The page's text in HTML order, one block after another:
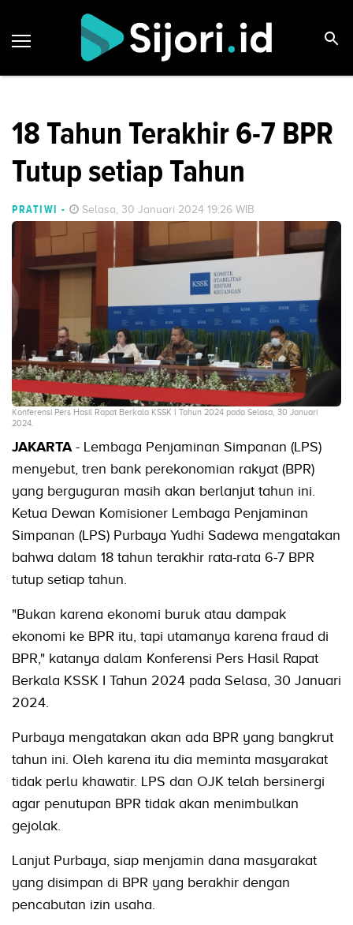
18 Tahun Terakhir 6-7 BPR
Tutup setiap Tahun
PRATIWI - Selasa, 30 Januari 2024 19:26 WIB
Konferensi Pers Hasil Rapat Berkala KSSK I Tahun 2024 pada Selasa, 30 Januari
2024.
JAKARTA - Lembaga Penjaminan Simpanan (LPS)
menyebut, tren bank perekonomian rakyat (BPR)
yang berguguran masih akan berlanjut tahun ini.
Ketua Dewan Komisioner Lembaga Penjaminan
Simpanan (LPS) Purbaya Yudhi Sadewa mengatakan
bahwa dalam 18 tahun terakhir rata-rata 6-7 BPR
tutup setiap tahun.
"Bukan karena ekonomi buruk atau dampak
ekonomi ke BPR itu, tapi utamanya karena fraud di
BPR," katanya dalam Konferensi Pers Hasil Rapat
Berkala KSSK I Tahun 2024 pada Selasa, 30 Januari
2024.
Purbaya mengatakan akan ada BPR yang bangkrut
tahun ini. Oleh karena itu dia meminta masyarakat
tidak perlu khawatir. LPS dan OJK telah bersinergi
agar penutupan BPR tidak akan menimbulkan
gejolak.
Lanjut Purbaya, siap menjamin dana masyarakat
yang disimpan di BPR yang berakhir dengan
pencabutan izin usaha.